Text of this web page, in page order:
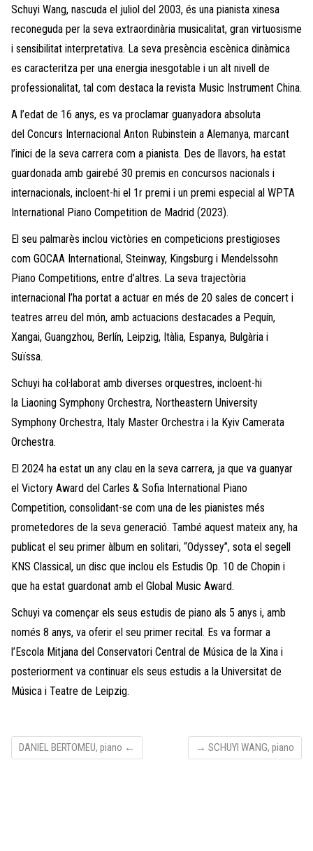
Schuyi Wang, nascuda el juliol del 2003, és una pianista xinesa
reconeguda per la seva extraordinària musicalitat, gran virtuosisme
i sensibilitat interpretativa. La seva presència escènica dinàmica
es caracteritza per una energia inesgotable i un alt nivell de
professionalitat, tal com destaca la revista Music Instrument China.
A l’edat de 16 anys, es va proclamar guanyadora absoluta
del Concurs Internacional Anton Rubinstein a Alemanya, marcant
l’inici de la seva carrera com a pianista. Des de llavors, ha estat
guardonada amb gairebé 30 premis en concursos nacionals i
internacionals, incloent-hi el 1r premi i un premi especial al WPTA
International Piano Competition de Madrid (2023).
El seu palmarès inclou victòries en competicions prestigioses
com GOCAA International, Steinway, Kingsburg i Mendelssohn
Piano Competitions, entre d’altres. La seva trajectòria
internacional l’ha portat a actuar en més de 20 sales de concert i
teatres arreu del món, amb actuacions destacades a Pequín,
Xangai, Guangzhou, Berlín, Leipzig, Itàlia, Espanya, Bulgària i
Suïssa.
Schuyi ha col·laborat amb diverses orquestres, incloent-hi
la Liaoning Symphony Orchestra, Northeastern University
Symphony Orchestra, Italy Master Orchestra i la Kyiv Camerata
Orchestra.
El 2024 ha estat un any clau en la seva carrera, ja que va guanyar
el Victory Award del Carles & Sofia International Piano
Competition, consolidant-se com una de les pianistes més
prometedores de la seva generació. També aquest mateix any, ha
publicat el seu primer àlbum en solitari, “Odyssey”, sota el segell
KNS Classical, un disc que inclou els Estudis Op. 10 de Chopin i
que ha estat guardonat amb el Global Music Award.
Schuyi va començar els seus estudis de piano als 5 anys i, amb
només 8 anys, va oferir el seu primer recital. Es va formar a
l’Escola Mitjana del Conservatori Central de Música de la Xina i
posteriorment va continuar els seus estudis a la Universitat de
Música i Teatre de Leipzig.
DANIEL BERTOMEU, piano ← → SCHUYI WANG, piano